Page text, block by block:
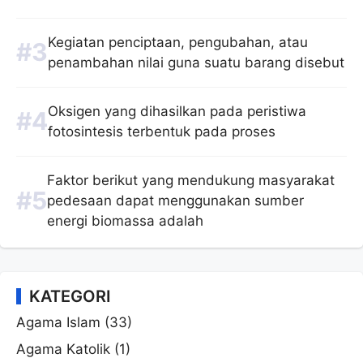
Kegiatan penciptaan, pengubahan, atau
penambahan nilai guna suatu barang disebut
Oksigen yang dihasilkan pada peristiwa
fotosintesis terbentuk pada proses
Faktor berikut yang mendukung masyarakat
pedesaan dapat menggunakan sumber
energi biomassa adalah
KATEGORI
Agama Islam (33)
Agama Katolik (1)